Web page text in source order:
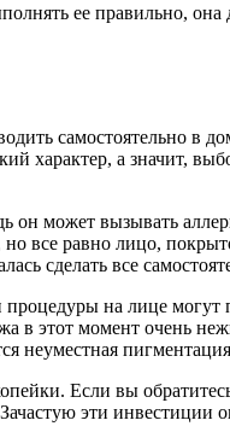
ее правильно, она
самостоятельно в
характер, а значит,
он может вызывать
все равно лицо,
сделать все
на лице могут
этот момент очень
неуместная
Если вы
эти инвестиции